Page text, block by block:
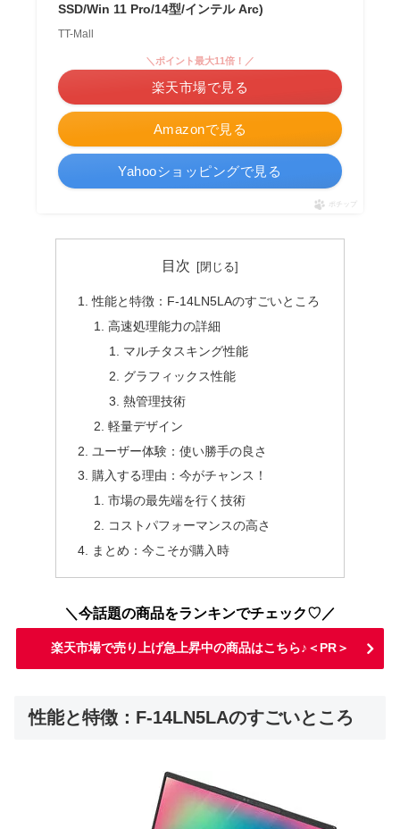
SSD/Win 11 Pro/14型/インテル Arc)
TT-Mall
Amazonで見る
＼ポイント最大11倍！／
楽天市場で見る
Yahooショッピングで見る
ポチップ
目次
性能と特徴：F-14LN5LAのすごいところ
高速処理能力の詳細
マルチタスキング性能
グラフィックス性能
熱管理技術
軽量デザイン
ユーザー体験：使い勝手の良さ
購入する理由：今がチャンス！
市場の最先端を行く技術
コストパフォーマンスの高さ
まとめ：今こそが購入時
＼今話題の商品をランキンでチェック♡／
楽天市場で売り上げ急上昇中の商品はこちら♪＜PR＞
性能と特徴：F-14LN5LAのすごいところ